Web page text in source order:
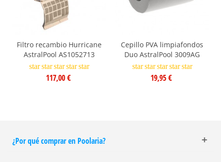
Filtro recambio Hurricane
AstralPool AS1052713
star star star star star
117,00 €
Cepillo PVA limpiafondos
Duo AstralPool 3009AG
star star star star star
19,95 €
¿Por qué comprar en Poolaria?